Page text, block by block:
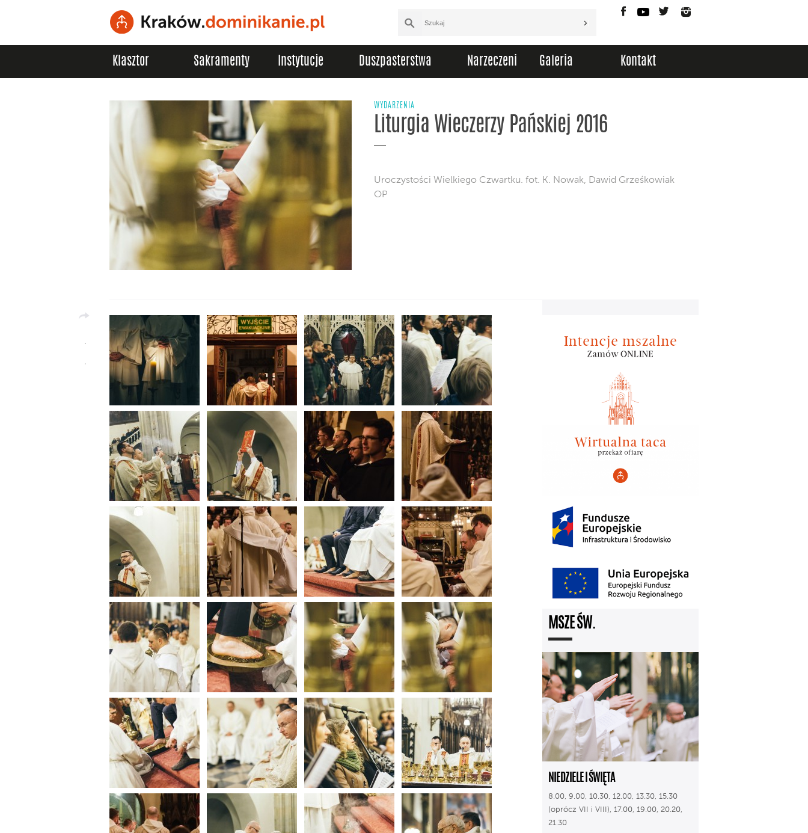
FacebookYouTubeTwitter
Klasztor Sakramenty Instytucje Duszpasterstwa Narzeczeni Galeria Kontakt
WYDARZENIA
Liturgia Wieczerzy Pańskiej 2016
Uroczystości Wielkiego Czwartku. fot. K. Nowak, Dawid Grześkowiak
OP
MSZE ŚW.
NIEDZIELE I ŚWIĘTA
8.00, 9.00, 10.30, 12.00, 13.30, 15.30
(oprócz VII i VIII), 17.00, 19.00, 20.20,
21.30